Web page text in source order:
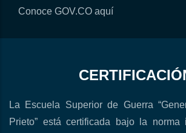
Conoce GOV.CO aquí
La Escuela Superior de Guerra
Prieto” está certificada bajo la norma